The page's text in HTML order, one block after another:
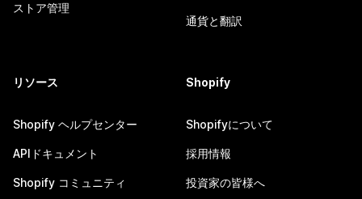
ストア管理
通貨と翻訳
リソース
Shopify ヘルプセンター
APIドキュメント
Shopify コミュニティ
Shopify
Shopifyについて
採用情報
投資家の皆様へ